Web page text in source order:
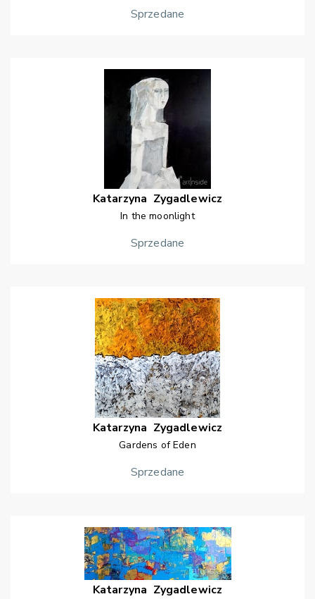
Sprzedane
Katarzyna Zygadlewicz
In the moonlight
Sprzedane
Katarzyna Zygadlewicz
Gardens of Eden
Sprzedane
Katarzyna Zygadlewicz